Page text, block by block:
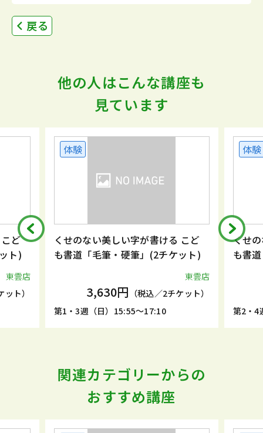
戻る
他の人はこんな講座も
見ています
ど
ト)
東雲店
ト）
体験
くせのない美しい字が書ける こど
も書道「毛筆・硬筆」(2チケット)
東雲店
3,630円 （税込／2チケット）
第1・3週（日）15:55～17:10
体験
くせ
も書
第2・4
関連カテゴリーからの
おすすめ講座